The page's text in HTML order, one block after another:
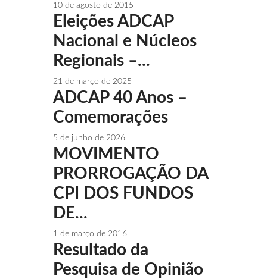
10 de agosto de 2015
Eleições ADCAP
Nacional e Núcleos
Regionais –...
21 de março de 2025
ADCAP 40 Anos –
Comemorações
5 de junho de 2026
MOVIMENTO
PRORROGAÇÃO DA
CPI DOS FUNDOS
DE...
1 de março de 2016
Resultado da
Pesquisa de Opinião